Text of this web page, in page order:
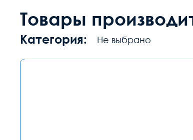
Товары
Категория: Не выбрано